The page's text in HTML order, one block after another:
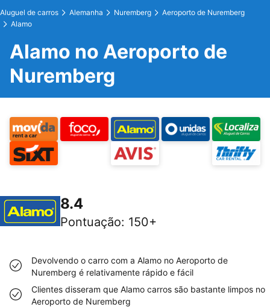
Aluguel de carros Alemanha Nuremberg
Aeroporto de Nuremberg
Alamo
Alamo no Aeroporto de
Nuremberg
8.4
Pontuação: 150+
Devolvendo o carro com a Alamo no Aeroporto de
Nuremberg é relativamente rápido e fácil
Clientes disseram que Alamo carros são bastante limpos no
Aeroporto de Nuremberg